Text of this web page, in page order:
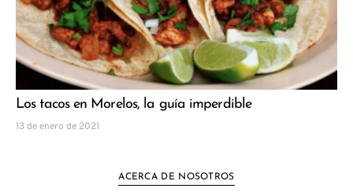
Los tacos en Morelos, la guía imperdible
13 de enero de 2021
ACERCA DE NOSOTROS